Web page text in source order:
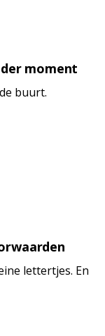
moment
buurt.
lettertjes. En